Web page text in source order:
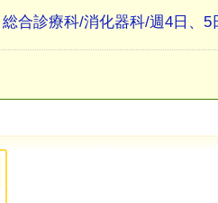
総合診療科/消化器科/週4日、